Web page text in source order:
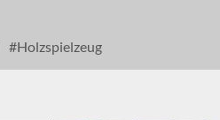
Holzspielzeug